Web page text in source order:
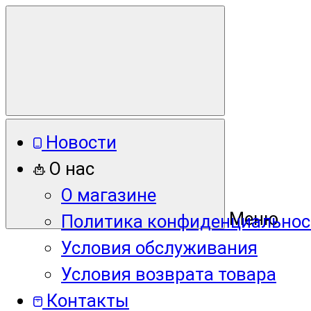
Меню
Новости
О нас
О магазине
Политика
Условия обслуживания
Условия возврата товара
Контакты